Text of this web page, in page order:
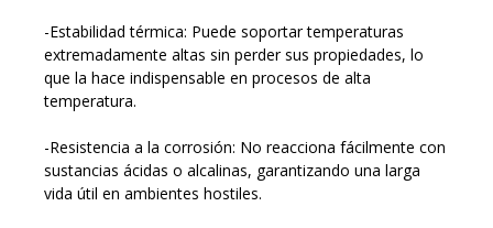
-Estabilidad térmica: Puede soportar temperaturas
extremadamente altas sin perder sus propiedades, lo
que la hace indispensable en procesos de alta
temperatura.
-Resistencia a la corrosión: No reacciona fácilmente con
sustancias ácidas o alcalinas, garantizando una larga
vida útil en ambientes hostiles.